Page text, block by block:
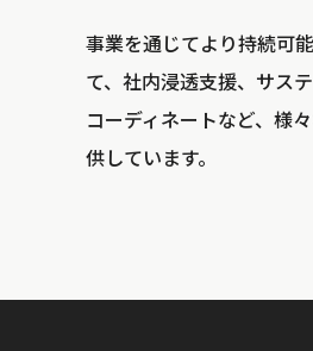
事業を通じてより持続可
て、社内浸透支援、サス
コーディネートなど、様
供しています。